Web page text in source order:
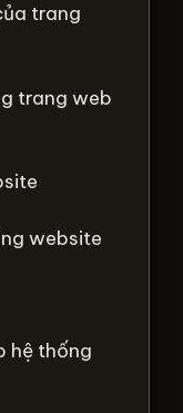
trang
trang web
website
hệ thống